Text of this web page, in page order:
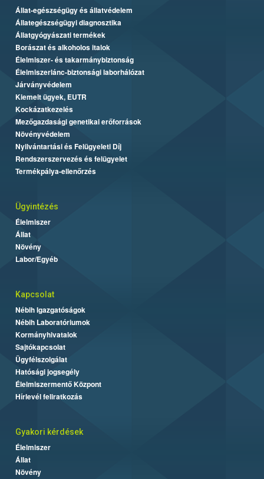
Állat-egészségügy és állatvédelem
Állategészségügyi diagnosztika
Állatgyógyászati termékek
Borászat és alkoholos italok
Élelmiszer- és takarmánybiztonság
Élelmiszerlánc-biztonsági laborhálózat
Járványvédelem
Kiemelt ügyek, EUTR
Kockázatkezelés
Mezőgazdasági genetikai erőforrások
Növényvédelem
Nyilvántartási és Felügyeleti Díj
Rendszerszervezés és felügyelet
Termékpálya-ellenőrzés
Ügyintézés
Élelmiszer
Állat
Növény
Labor/Egyéb
Kapcsolat
Nébih Igazgatóságok
Nébih Laboratóriumok
Kormányhivatalok
Sajtókapcsolat
Ügyfélszolgálat
Hatósági jogsegély
Élelmiszermentő Központ
Hírlevél feliratkozás
Gyakori kérdések
Élelmiszer
Állat
Növény